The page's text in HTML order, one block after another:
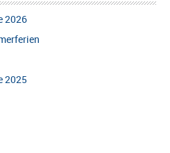
2026
2025